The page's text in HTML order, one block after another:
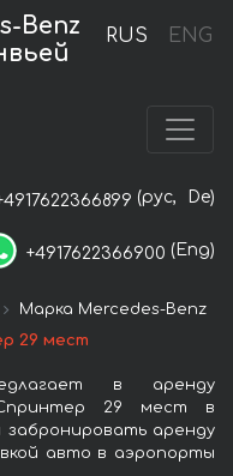
RUS ENG
Benz
(рус, De)
+4917622366900 (Eng)
Марка Mercedes-Benz
29 мест
в аренду
Спринтер 29 мест в
аренду
авто в аэропорты